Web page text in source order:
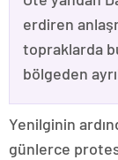
erdiren
topraklarda
bölgeden
Yenilginin
günlerce